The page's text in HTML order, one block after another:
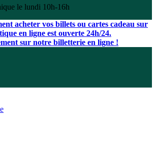
le lundi 10h-16h
acheter vos billets ou cartes cadeau sur
en ligne est ouverte 24h/24.
sur notre billetterie en ligne !